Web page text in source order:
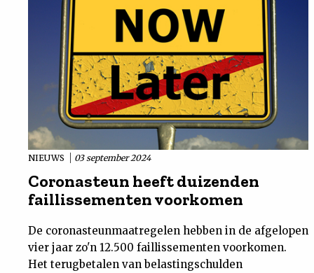
NIEUWS 03 september 2024
Coronasteun heeft duizenden
faillissementen voorkomen
De coronasteunmaatregelen hebben in de afgelopen
vier jaar zo'n 12.500 faillissementen voorkomen.
Het terugbetalen van belastingschulden